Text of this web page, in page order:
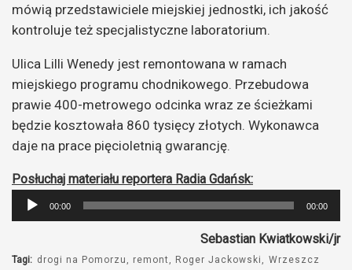
mówią przedstawiciele miejskiej jednostki, ich jakość
kontroluje też specjalistyczne laboratorium.
Ulica Lilli Wenedy jest remontowana w ramach
miejskiego programu chodnikowego. Przebudowa
prawie 400-metrowego odcinka wraz ze ścieżkami
będzie kosztowała 860 tysięcy złotych. Wykonawca
daje na prace pięcioletnią gwarancję.
Posłuchaj materiału reportera Radia Gdańsk:
Odtwarzacz
plików
00:00 00:00
Sebastian Kwiatkowski/jr
Tagi: drogi na Pomorzu remont Roger Jackowski Wrzeszcz